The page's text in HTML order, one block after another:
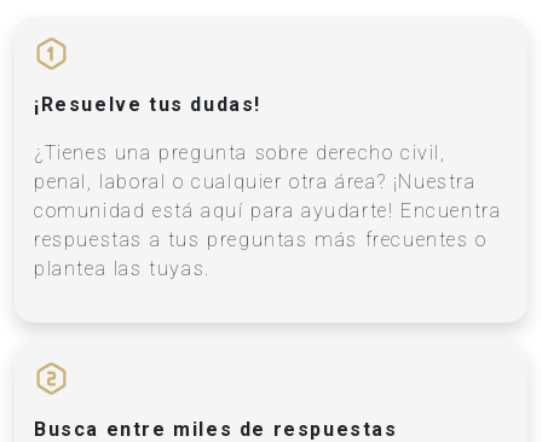
¡Resuelve tus dudas!
¿Tienes una pregunta sobre derecho civil,
penal, laboral o cualquier otra área? ¡Nuestra
comunidad está aquí para ayudarte! Encuentra
respuestas a tus preguntas más frecuentes o
plantea las tuyas.
Busca entre miles de respuestas